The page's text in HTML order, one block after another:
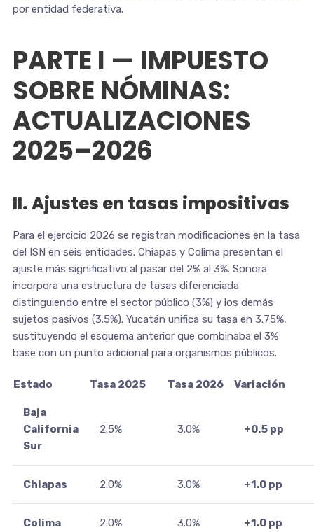
por entidad federativa.
PARTE I — IMPUESTO
SOBRE NÓMINAS:
ACTUALIZACIONES
2025–2026
II. Ajustes en tasas impositivas
Para el ejercicio 2026 se registran modificaciones en la tasa
del ISN en seis entidades. Chiapas y Colima presentan el
ajuste más significativo al pasar del 2% al 3%. Sonora
incorpora una estructura de tasas diferenciada
distinguiendo entre el sector público (3%) y los demás
sujetos pasivos (3.5%). Yucatán unifica su tasa en 3.75%,
sustituyendo el esquema anterior que combinaba el 3%
base con un punto adicional para organismos públicos.
Estado Tasa 2025 Tasa 2026 Variación
Baja
California
Sur
2.5% 3.0% +0.5 pp
Chiapas 2.0% 3.0% +1.0 pp
Colima 2.0% 3.0% +1.0 pp